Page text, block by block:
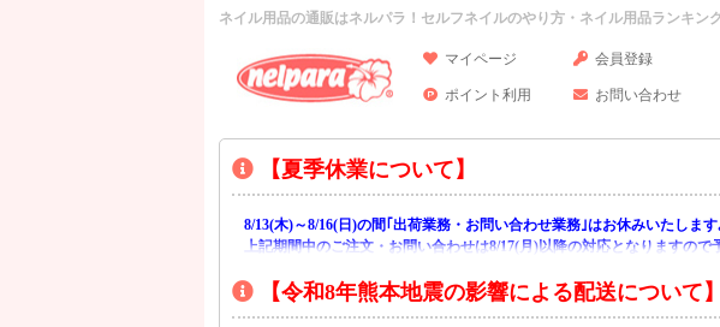
ネイル用品の通販はネルパラ！セルフネイルのやり方・ネイル用品ランキン
マイページ 会員登録
ポイント利用 お問い合わせ
【夏季休業について】
8/13(木)～8/16(日)の間｢出荷業務・お問い合わせ業務｣はお休みいたします
上記期間中のご注文・お問い合わせは8/17(月)以降の対応となりますので
【令和8年熊本地震の影響による配送について】